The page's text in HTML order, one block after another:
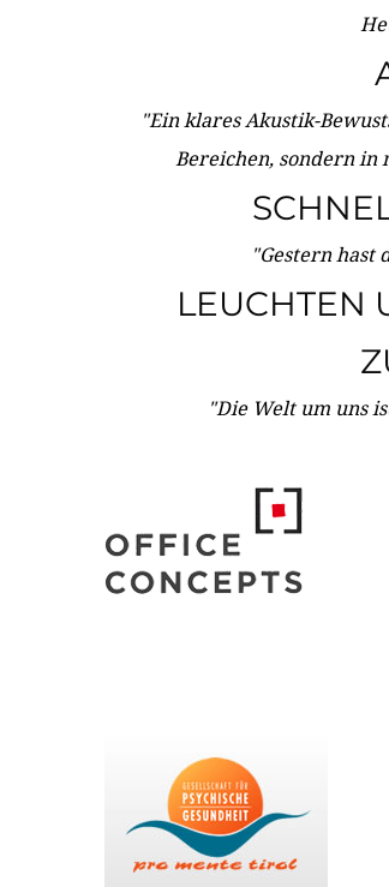
"Ein klares Akustik-
Bereichen, sondern in
"Gestern hast
LEUCHTEN
"Die Welt um uns